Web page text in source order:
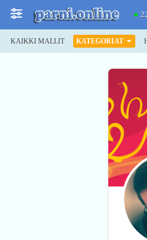
KAIKKI MALLIT KATEGORIAT